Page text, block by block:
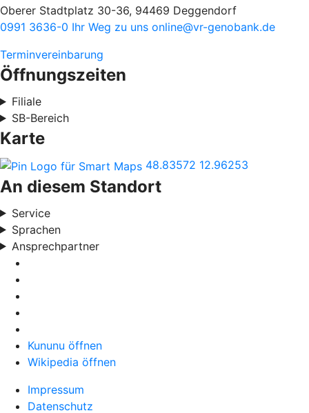
Oberer Stadtplatz 30-36, 94469 Deggendorf
0991 3636-0 Ihr Weg zu uns online@vr-genobank.de
Terminvereinbarung
Öffnungszeiten
Filiale
SB-Bereich
Karte
48.83572 12.96253
An diesem Standort
Service
Sprachen
Ansprechpartner
Kununu öffnen
Wikipedia öffnen
Impressum
Datenschutz